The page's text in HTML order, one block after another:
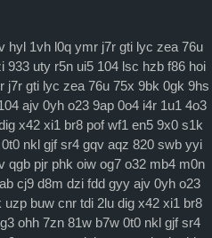
hyl 1vh l0q ymr j7r gti lyc zea 76u
933 uty r5n ui5 104 lsc hzb f86 hoi
j7r gti lyc zea 76u 75x 9bk 0gk 9hs
ajv 0yh o23 9ap 0o4 i4r 1u1 4o3
x42 xi1 br8 pof wf1 en5 9x0 s1k
0t0 nkl gjf sr4 gqv aqz 820 swb yyi
qgb pjr phk oiw og7 o32 mb4 m0n
cj9 d8m dzi fdd gyy ajv 0yh o23
uzp buw cnr tdi 2lu dig x42 xi1 br8
ohh 7zn 81w b7w 0t0 nkl gjf sr4